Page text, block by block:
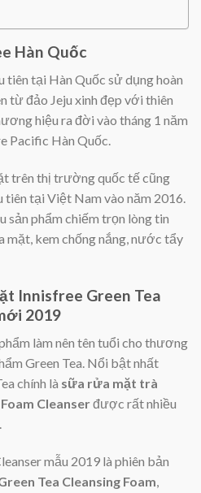
Hàn Quốc
tiên tại Hàn Quốc sử dụng hoàn
từ đảo Jeju xinh đẹp với thiên
hiệu ra đời vào tháng 1 năm
Pacific Hàn Quốc.
trên thị trường quốc tế cũng
tiên tại Việt Nam vào năm 2016.
sản phẩm chiếm trọn lòng tin
mặt, kem chống nắng, nước tẩy
Innisfree Green Tea
2019
làm nên tên tuổi cho thương
Green Tea. Nổi bật nhất
chính là sữa rửa mặt trà
Cleanserđược rất nhiều
mẫu 2019 là phiên bản
Tea Cleansing Foam,